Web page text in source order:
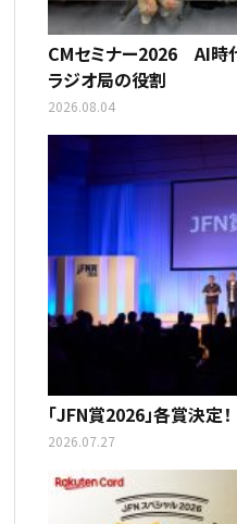
CMセミナー2026 AI時
ラジオ局の役割
2026.08.04
「JFN賞2026」各賞決定！
2026.07.27